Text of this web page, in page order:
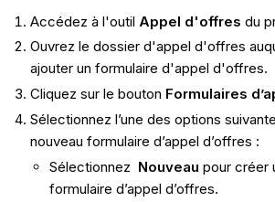
Accédez à l'outil Appel d'offres du
Ouvrez le dossier d'appel d'offres
ajouter un formulaire d'appel d'offres.
Cliquez sur le bouton Formulaires
Sélectionnez l’une des options
nouveau formulaire d’appel d’offres :
Sélectionnez Nouveau pour créer
formulaire d’appel d’offres.